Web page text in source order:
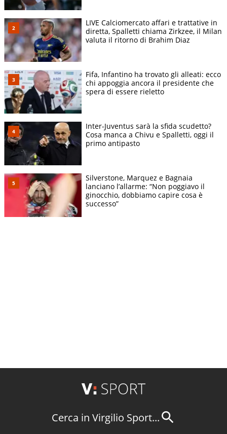
LIVE Calciomercato affari e trattative in
diretta, Spalletti chiama Zirkzee, il Milan
valuta il ritorno di Brahim Diaz
Fifa, Infantino ha trovato gli alleati: ecco
chi appoggia ancora il presidente che
spera di essere rieletto
Inter-Juventus sarà la sfida scudetto?
Cosa manca a Chivu e Spalletti, oggi il
primo antipasto
Silverstone, Marquez e Bagnaia
lanciano l’allarme: “Non poggiavo il
ginocchio, dobbiamo capire cosa è
successo”
Cerca in Virgilio Sport...